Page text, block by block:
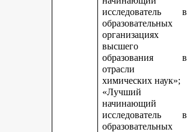
исследователь в
образовательных
организациях
высшего
образования в
отрасли
химических наук»;
«Лучший
начинающий
исследователь в
образовательных